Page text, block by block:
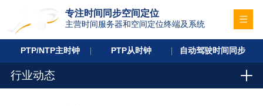
专注时间同步空间定位
主营时间服务器和空间定位终端及系统
PTP/NTP主时钟 PTP从时钟 自动驾驶时间同步
行业动态